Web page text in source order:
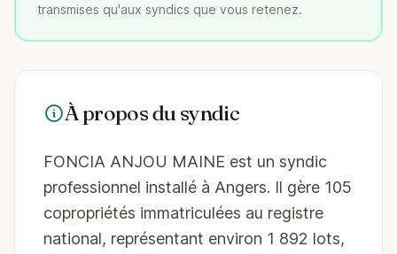
transmises qu'aux syndics que vous retenez.
À propos du syndic
FONCIA ANJOU MAINE est un syndic
professionnel installé à Angers. Il gère 105
copropriétés immatriculées au registre
national, représentant environ 1 892 lots,